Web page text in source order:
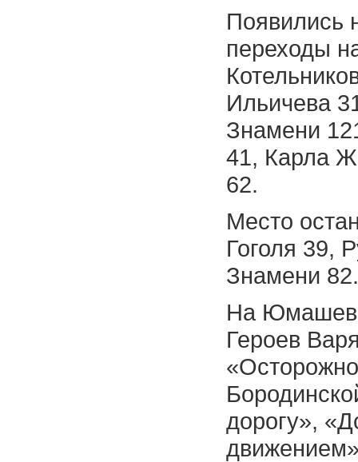
Появились
переходы
Ильичева
Знамени
41, Карла
62.
Место
Гоголя 39,
Знамени 82.
На
Героев
дорогу»,